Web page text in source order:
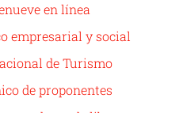
en línea
empresarial y social
de Turismo
de proponentes